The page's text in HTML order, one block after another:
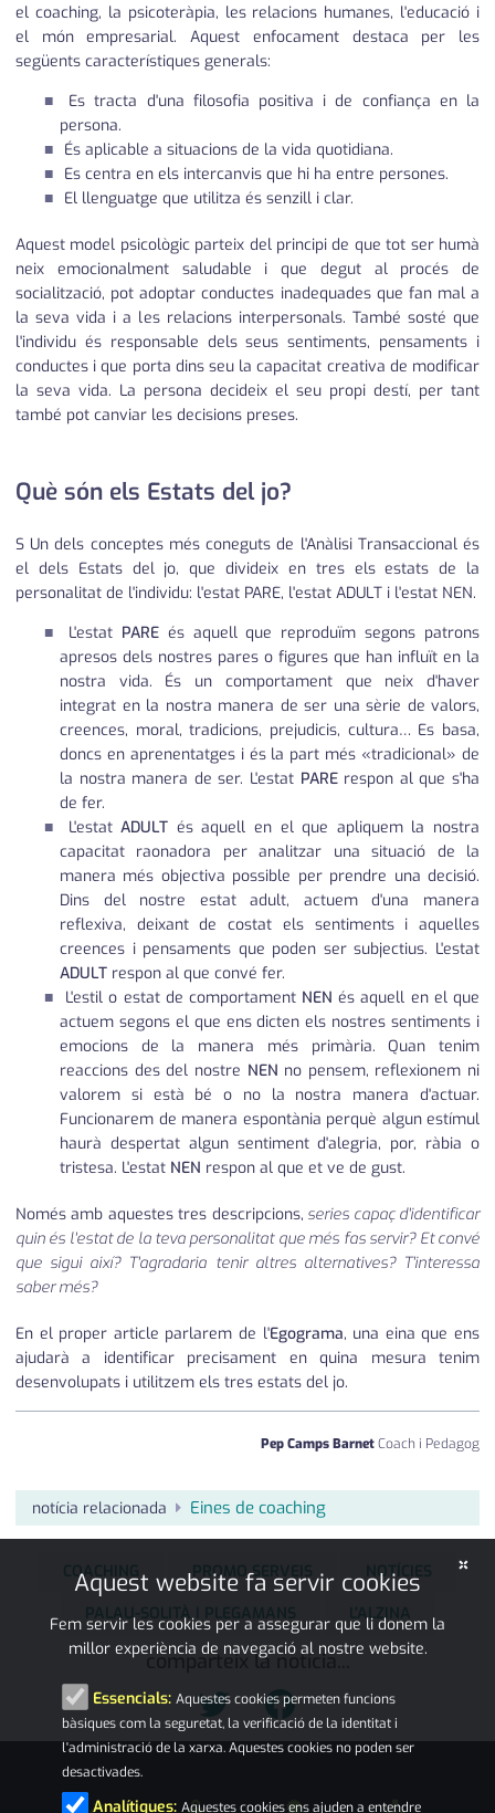
el coaching, la psicoteràpia, les relacions humanes, l'educació i
el món empresarial. Aquest enfocament destaca per les
següents característiques generals:
Es tracta d'una filosofia positiva i de confiança en la
persona.
És aplicable a situacions de la vida quotidiana.
Es centra en els intercanvis que hi ha entre persones.
El llenguatge que utilitza és senzill i clar.
Aquest model psicològic parteix del principi de que tot ser humà
neix emocionalment saludable i que degut al procés de
socialització, pot adoptar conductes inadequades que fan mal a
la seva vida i a les relacions interpersonals. També sosté que
l'individu és responsable dels seus sentiments, pensaments i
conductes i que porta dins seu la capacitat creativa de modificar
la seva vida. La persona decideix el seu propi destí, per tant
també pot canviar les decisions preses.
Què són els Estats del jo?
S Un dels conceptes més coneguts de l'Anàlisi Transaccional és
el dels Estats del jo, que divideix en tres els estats de la
personalitat de l'individu: l'estat PARE, l'estat ADULT i l'estat NEN.
L'estat PAREés aquell que reproduïm segons patrons
apresos dels nostres pares o figures que han influït en la
nostra vida. És un comportament que neix d'haver
integrat en la nostra manera de ser una sèrie de valors,
creences, moral, tradicions, prejudicis, cultura… Es basa,
doncs en aprenentatges i és la part més «tradicional» de
la nostra manera de ser. L'estat PARErespon al que s'ha
de fer.
L'estatADULT és aquell en el que apliquem la nostra
capacitat raonadora per analitzar una situació de la
manera més objectiva possible per prendre una decisió.
Dins del nostre estat adult, actuem d'una manera
reflexiva, deixant de costat els sentiments i aquelles
creences i pensaments que poden ser subjectius. L'estat
ADULT respon al que convé fer.
L'estil o estat de comportament NEN és aquell en el que
actuem segons el que ens dicten els nostres sentiments i
emocions de la manera més primària. Quan tenim
reaccions des del nostre NEN no pensem, reflexionem ni
valorem si està bé o no la nostra manera d'actuar.
Funcionarem de manera espontània perquè algun estímul
haurà despertat algun sentiment d'alegria, por, ràbia o
tristesa. L'estat NEN respon al que et ve de gust.
Només amb aquestes tres descripcions, series capaç d'identificar
quin és l'estat de la teva personalitat que més fas servir? Et convé
que sigui així? T'agradaria tenir altres alternatives? T'interessa
saber més?
En el proper article parlarem de l'Egograma, una eina que ens
ajudarà a identificar precisament en quina mesura tenim
desenvolupats i utilitzem els tres estats del jo.
Pep Camps BarnetCoach i Pedagog
notícia relacionada Eines de coaching
COACHING PROMO SERVEIS
NOTÍCIES
PALAU-SOLITÀ I PLEGAMANS
L'ALZINA
comparteix la notícia...
×
Aquest website fa servir cookies
Fem servir les cookies per a assegurar que li donem la
millor experiència de navegació al nostre website.
Essencials: Aquestes cookies permeten funcions
bàsiques com la seguretat, la verificació de la identitat i
l'administració de la xarxa. Aquestes cookies no poden ser
desactivades.
Analítiques: Aquestes cookies ens ajuden a entendre